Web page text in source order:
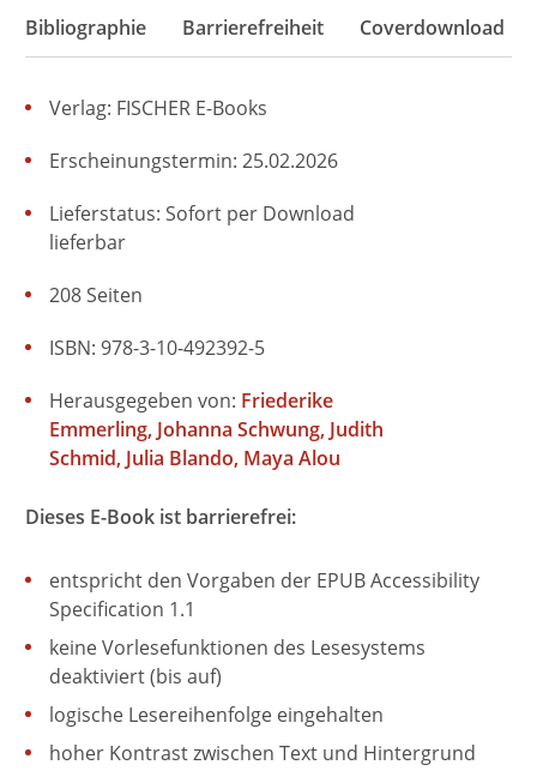
Bibliographie Barrierefreiheit Coverdownload
Verlag: FISCHER E-Books
Erscheinungstermin: 25.02.2026
Lieferstatus: Sofort per Download
lieferbar
ISBN: 978-3-10-492392-5
208 Seiten
Herausgegeben von: Friederike
Emmerling Johanna Schwung Judith
Schmid Julia Blando Maya Alou
Dieses E-Book ist barrierefrei:
entspricht den Vorgaben der EPUB Accessibility
Specification 1.1
keine Vorlesefunktionen des Lesesystems
deaktiviert (bis auf)
logische Lesereihenfolge eingehalten
hoher Kontrast zwischen Text und Hintergrund